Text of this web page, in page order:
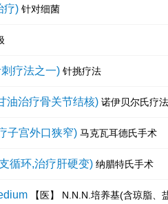
疗) 针对细菌
疗法之一) 针挑疗法
油治疗骨关节结核) 诺伊贝尔氏疗法
子宫外口狭窄) 马克瓦耳德氏手术
循环,治疗肝硬变) 纳腊特氏手术
【医】 N.N.N.培养基(含琼脂